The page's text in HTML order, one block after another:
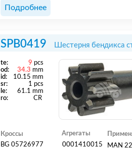
Подробнее
SPB0419 Шестерня бендикса
te: 9 pcs
od:
34.3 mm
id:
10.15 mm
sr:
1 pcs
le:
61.1 mm
ro:
CR
Кроссы
BG 05726977
Агрегаты
0001410015
MAN